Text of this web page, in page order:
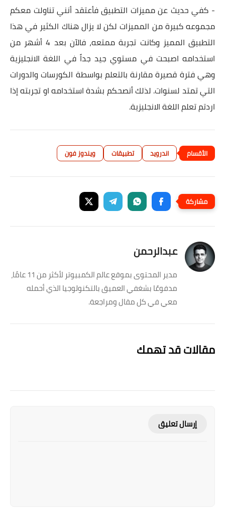
- كفي حديث عن مميزات التطبيق فأعتقد أنني تناولت معكم
مجموعه كبيرة من المميزات لكن لا يزال هناك الكثير في هذا
التطبيق المميز وكانت تجربة ممتعه، فالآن بعد 4 أشهر من
استخدامه اصبحت في مستوي جيد جداً في اللغة الانجليزية
وهي فترة قصيرة مقارنة بالتعلم بواسطة الكورسات والدورات
التي تمتد لسنوات. لذلك أنصحكم بشدة استخدامه او تجربته إذا
اردتم تعلم اللغة الانجليزية.
اندرويد تطبيقات ويندوز فون
عبدالرحمن
مدير المحتوى بموقع عالم الكمبيوتر لأكثر من 11 عامًا،
مدفوعًا بشغفي العميق بالتكنولوجيا الذي أحمله
معي في كل مقال ومراجعة.
مقالات قد تهمك
إرسال تعليق